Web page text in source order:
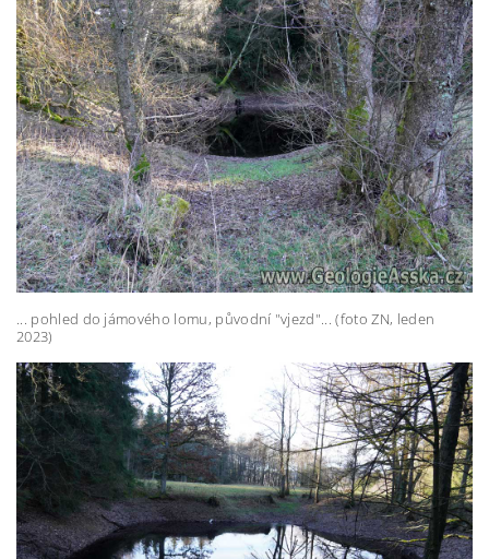
... pohled do jámového lomu, původní "vjezd"... (foto ZN, leden
2023)